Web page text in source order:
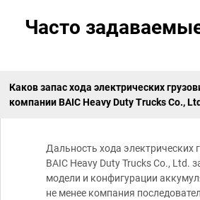
Часто
Каков запас хода электрических
компании BAIC Heavy Duty Trucks Co.,
Дальность хода электрических
BAIC Heavy Duty Trucks Co., Ltd.
модели и конфигурации
не менее компания